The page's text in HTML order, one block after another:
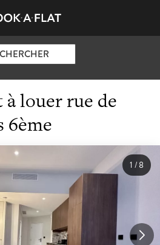
CHERCHER
louer rue de
6ème
1/8